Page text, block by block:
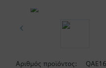
Αριθμός προϊόντος: